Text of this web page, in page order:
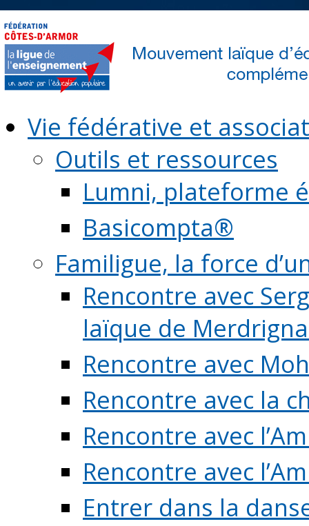
Vie fédérative et
Outils et ressources
Lumni, plateforme
Basicompta®
Familigue, la force
Rencontre avec
laïque de
Rencontre avec
Rencontre avec la
Rencontre avec
Rencontre avec
Entrer dans la